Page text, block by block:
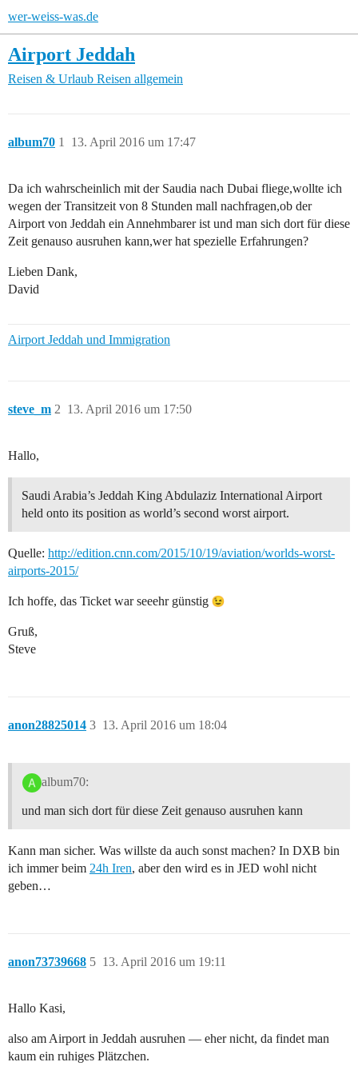
wer-weiss-was.de
Airport Jeddah
Reisen & Urlaub Reisen allgemein
album70 13. April 2016 um 17:47
1
Da ich wahrscheinlich mit der Saudia nach Dubai fliege,wollte ich
wegen der Transitzeit von 8 Stunden mall nachfragen,ob der
Airport von Jeddah ein Annehmbarer ist und man sich dort für diese
Zeit genauso ausruhen kann,wer hat spezielle Erfahrungen?
Lieben Dank,
David
Airport Jeddah und Immigration
steve_m 13. April 2016 um 17:50
2
Hallo,
Saudi Arabia’s Jeddah King Abdulaziz International Airport
held onto its position as world’s second worst airport.
Quelle: http://edition.cnn.com/2015/10/19/aviation/worlds-worst-
airports-2015/
Ich hoffe, das Ticket war seeehr günstig
Gruß,
Steve
anon28825014 13. April 2016 um 18:04
3
album70:
und man sich dort für diese Zeit genauso ausruhen kann
Kann man sicher. Was willste da auch sonst machen? In DXB bin
ich immer beim 24h Iren, aber den wird es in JED wohl nicht
geben…
anon73739668 13. April 2016 um 19:11
5
Hallo Kasi,
also am Airport in Jeddah ausruhen — eher nicht, da findet man
kaum ein ruhiges Plätzchen.